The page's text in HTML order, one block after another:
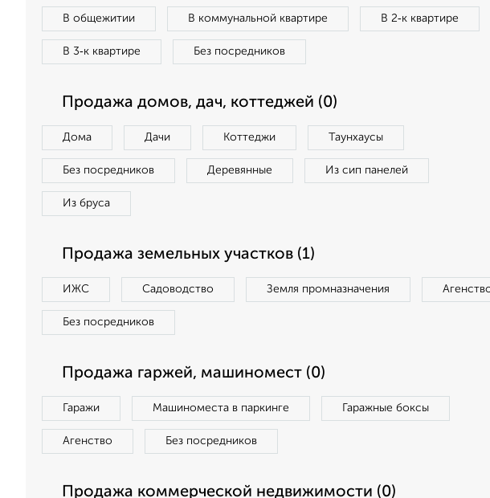
В общежитии В коммунальной квартире В 2‑к квартире
В 3‑к квартире Без посредников
Продажа домов, дач, коттеджей (0)
Дома Дачи Коттеджи Таунхаусы
Без посредников Деревянные Из сип панелей
Из бруса
Продажа земельных участков (1)
ИЖС Садоводство Земля промназначения
Без посредников
Продажа гаржей, машиномест (0)
Гаражи Машиноместа в паркинге Гаражные боксы
Агенство Без посредников
Продажа коммерческой недвижимости (0)